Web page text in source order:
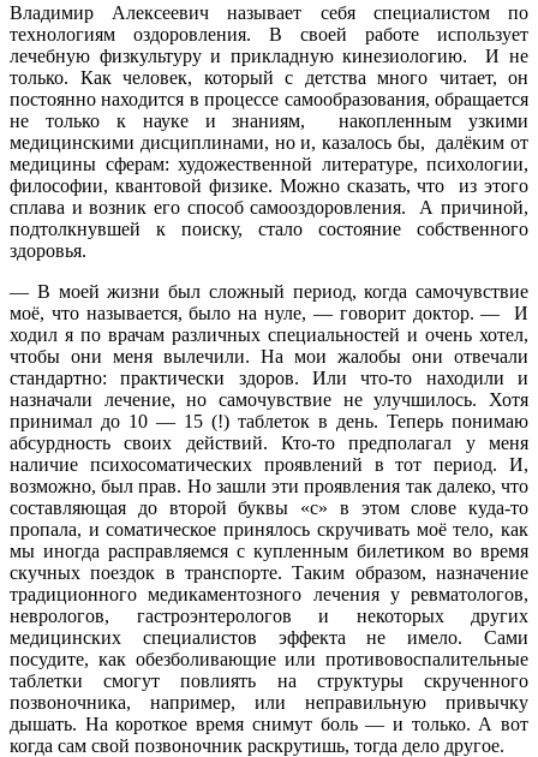
Владимир Алексеевич называет себя специалистом по
технологиям оздоровления. В своей работе использует
лечебную физкультуру и прикладную кинезиологию. И не
только. Как человек, который с детства много читает, он
постоянно находится в процессе самообразования, обращается
не только к науке и знаниям, накопленным узкими
медицинскими дисциплинами, но и, казалось бы, далёким от
медицины сферам: художественной литературе, психологии,
философии, квантовой физике. Можно сказать, что из этого
сплава и возник его способ самооздоровления. А причиной,
подтолкнувшей к поиску, стало состояние собственного
здоровья.
— В моей жизни был сложный период, когда самочувствие
моё, что называется, было на нуле, — говорит доктор. — И
ходил я по врачам различных специальностей и очень хотел,
чтобы они меня вылечили. На мои жалобы они отвечали
стандартно: практически здоров. Или что-то находили и
назначали лечение, но самочувствие не улучшилось. Хотя
принимал до 10 — 15 (!) таблеток в день. Теперь понимаю
абсурдность своих действий. Кто-то предполагал у меня
наличие психосоматических проявлений в тот период. И,
возможно, был прав. Но зашли эти проявления так далеко, что
составляющая до второй буквы «с» в этом слове куда-то
пропала, и соматическое принялось скручивать моё тело, как
мы иногда расправляемся с купленным билетиком во время
скучных поездок в транспорте. Таким образом, назначение
традиционного медикаментозного лечения у ревматологов,
неврологов, гастроэнтерологов и некоторых других
медицинских специалистов эффекта не имело. Сами
посудите, как обезболивающие или противовоспалительные
таблетки смогут повлиять на структуры скрученного
позвоночника, например, или неправильную привычку
дышать. На короткое время снимут боль — и только. А вот
когда сам свой позвоночник раскрутишь, тогда дело другое.